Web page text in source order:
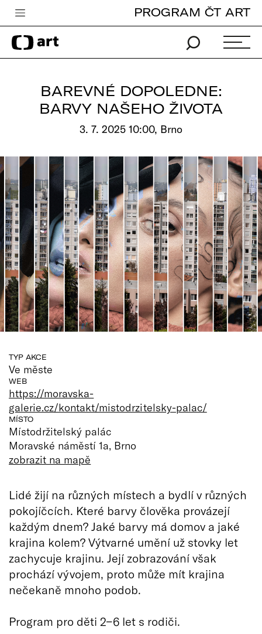
Česká televize
Zpravodajství
iVysílání
Vše o ČT
PROGRAM ČT ART
BAREVNÉ DOPOLEDNE:
BARVY NAŠEHO ŽIVOTA
3. 7. 2025 10:00, Brno
TYP AKCE
Ve měste
WEB
https://moravska-
galerie.cz/kontakt/mistodrzitelsky-palac/
MÍSTO
Místodržitelský palác
Moravské náměstí 1a, Brno
zobrazit na mapě
Lidé žijí na různých místech a bydlí v různých
pokojíčcích. Které barvy člověka provázejí
každým dnem? Jaké barvy má domov a jaké
krajina kolem? Výtvarné umění už stovky let
zachycuje krajinu. Její zobrazování však
prochází vývojem, proto může mít krajina
nečekaně mnoho podob.
Program pro děti 2−6 let s rodiči.